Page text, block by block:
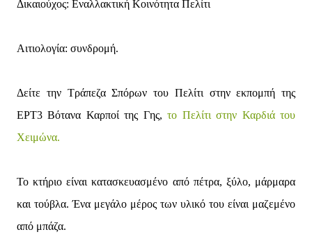
Δικαιούχος: Εναλλακτική Κοινότητα Πελίτι
Αιτιολογία: συνδρομή.
Δείτε την Τράπεζα Σπόρων του Πελίτι στην εκπομπή της
ΕΡΤ3 Βότανα Καρποί της Γης,το Πελίτι στην Καρδιά του
Χειμώνα.
Το κτήριο είναι κατασκευασμένο από πέτρα, ξύλο, μάρμαρα
και τούβλα. Ένα μεγάλο μέρος των υλικό του είναι μαζεμένο
από μπάζα.